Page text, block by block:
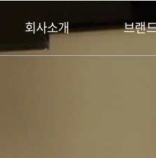
회사소개 브랜